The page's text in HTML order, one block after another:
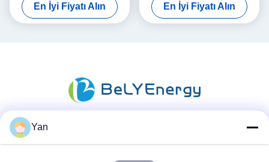
En İyi Fiyatı Alın En İyi Fiyatı Alın
Yan